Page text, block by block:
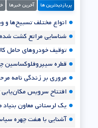
پربازدیدترین ها آخرین خبرها
انواع مختلف تسبیح‌ها و
شناسایی مراتع کشت شده &#۸۲۲۰;خشخاش&#۸۲۲۱; در نقاط
توقیف خودروهای حامل
قطره
مروری بر زندگی نامه
افتتاح سرویس مکان‌یابی تماس
یک لرستانی معاون
آشنایی با هفت چهره